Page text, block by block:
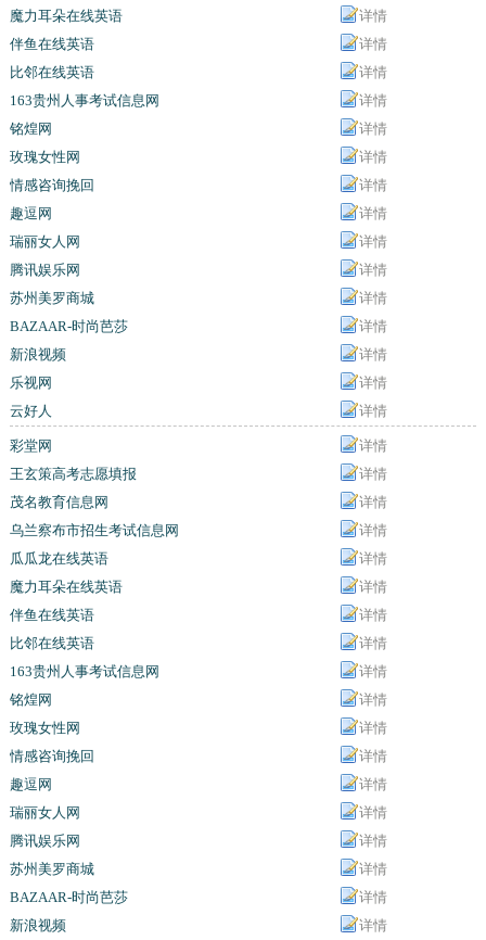
魔力耳朵在线英语
详情
伴鱼在线英语
详情
比邻在线英语
详情
163贵州人事考试信息网
详情
铭煌网
详情
玫瑰女性网
详情
情感咨询挽回
详情
趣逗网
详情
瑞丽女人网
详情
腾讯娱乐网
详情
苏州美罗商城
详情
BAZAAR-时尚芭莎
详情
新浪视频
详情
乐视网
详情
云好人
详情
彩堂网
详情
王玄策高考志愿填报
详情
茂名教育信息网
详情
乌兰察布市招生考试信息网
详情
瓜瓜龙在线英语
详情
魔力耳朵在线英语
详情
伴鱼在线英语
详情
比邻在线英语
详情
163贵州人事考试信息网
详情
铭煌网
详情
玫瑰女性网
详情
情感咨询挽回
详情
趣逗网
详情
瑞丽女人网
详情
腾讯娱乐网
详情
苏州美罗商城
详情
BAZAAR-时尚芭莎
详情
新浪视频
详情